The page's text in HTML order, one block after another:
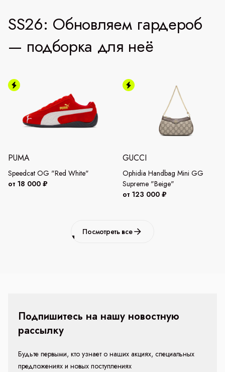
SS26: Обновляем гардероб
— подборка для неё
PUMA
Speedcat OG "Red White"
от 18 000 ₽
GUCCI
Ophidia Handbag Mini GG
Supreme "Beige"
от 123 000 ₽
Посмотреть все
Подпишитесь на нашу новостную
рассылку
Будьте первыми, кто узнает о наших акциях, специальных
предложениях и новых поступлениях